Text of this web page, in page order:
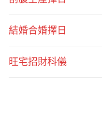
結婚合婚擇日
旺宅招財科儀